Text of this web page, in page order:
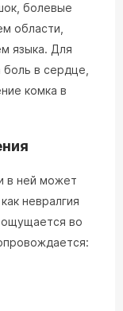
болевые
области,
языка. Для
в сердце,
комка в
в ней может
невралгия
ощущается во